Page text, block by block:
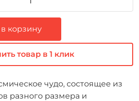
корзину
товар в 1 клик
чудо, состоящее из
разного размера и